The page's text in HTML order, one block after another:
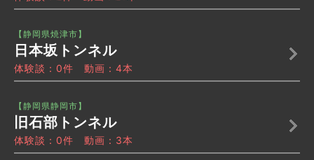
【静岡県焼津市】
日本坂トンネル
体験談：0件 動画：4本
【静岡県静岡市】
旧石部トンネル
体験談：0件 動画：3本